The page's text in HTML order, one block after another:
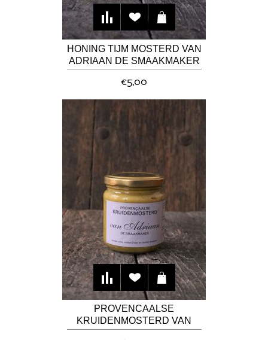
HONING TIJM MOSTERD VAN
ADRIAAN DE SMAAKMAKER
€5,00
PROVENCAALSE
KRUIDENMOSTERD VAN
ADRIAAN DE SMAAKMAKER